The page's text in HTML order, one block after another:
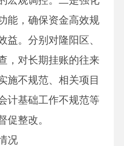
能，确保资金高效规
益。 分别对隆阳区、
，对长期挂账的往来
施不规范、相关项目
计基础工作不规范等
促整改。
况